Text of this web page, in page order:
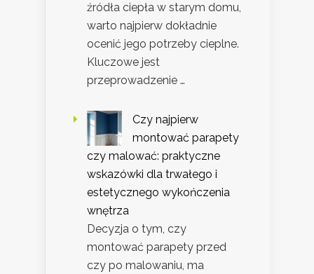
źródła ciepła w starym domu,
warto najpierw dokładnie
ocenić jego potrzeby cieplne.
Kluczowe jest
przeprowadzenie …
Czy najpierw
montować parapety
czy malować: praktyczne
wskazówki dla trwałego i
estetycznego wykończenia
wnętrza
Decyzja o tym, czy
montować parapety przed
czy po malowaniu, ma